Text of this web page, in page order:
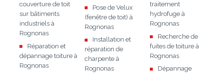
couverture de toit
sur bâtiments
industriels à
Rognonas
Réparation et
dépannage toiture à
Rognonas
Pose de Velux
(fenêtre de toit) à
Rognonas
Installation et
réparation de
charpente à
Rognonas
traitement
hydrofuge à
Rognonas
Recherche de
fuites de toiture à
Rognonas
Dépannage